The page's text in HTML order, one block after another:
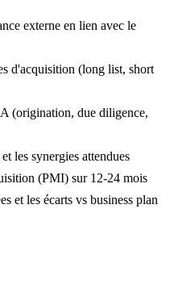
externe en lien avec le
d'acquisition (long list, short
(origination, due diligence,
les synergies attendues
(PMI) sur 12-24 mois
et les écarts vs business plan